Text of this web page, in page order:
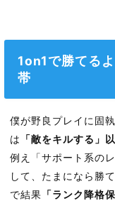
1on1で勝てる
帯
僕が野良プレイに固
は 「敵をキルする」
例え「サポート系の
して、たまになら勝
で結果 「ランク降格